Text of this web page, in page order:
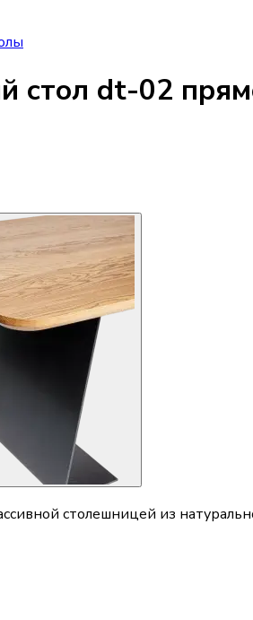
стол dt-02
столешницей из